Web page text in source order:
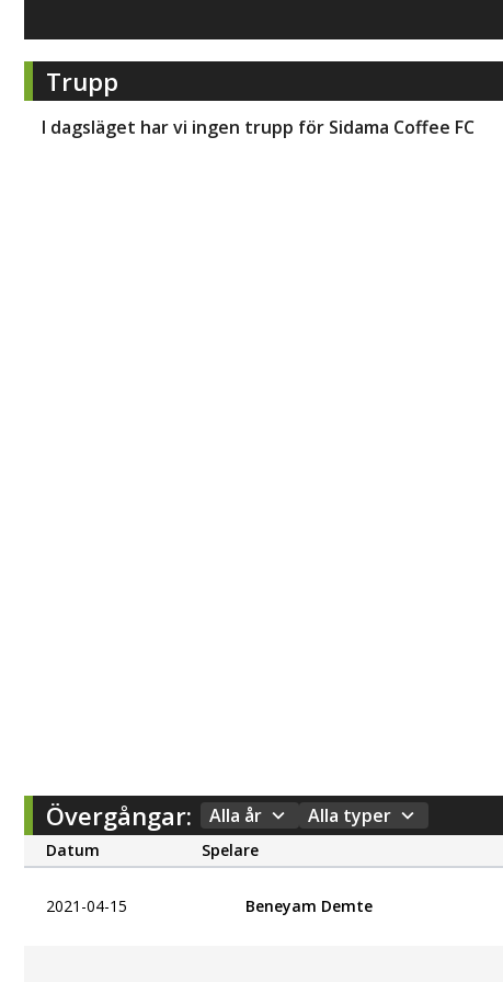
Trupp
I dagsläget har vi ingen trupp för Sidama Coffee FC
Övergångar: Alla år Alla typer
Datum Spelare
2021-04-15 Beneyam Demte